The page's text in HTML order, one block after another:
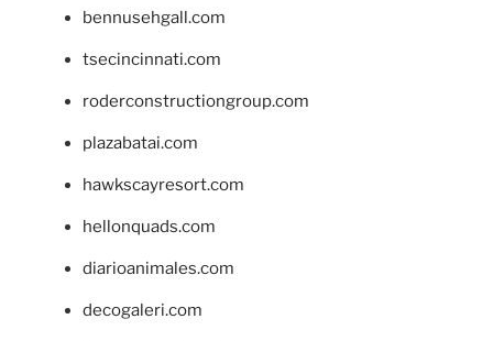
bennusehgall.com
tsecincinnati.com
roderconstructiongroup.com
plazabatai.com
hawkscayresort.com
hellonquads.com
diarioanimales.com
decogaleri.com